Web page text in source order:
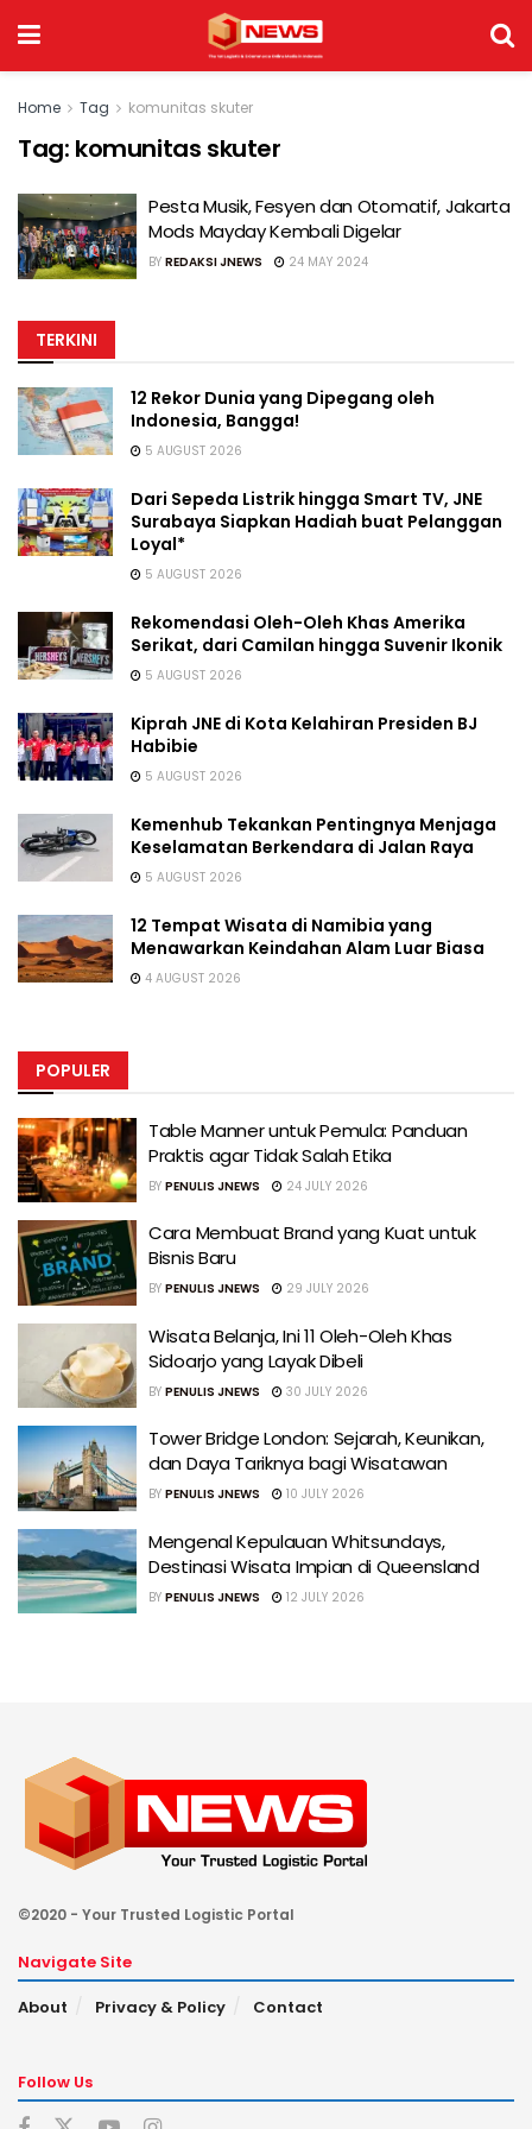
Home Tag komunitas skuter
Tag: komunitas skuter
Pesta Musik, Fesyen dan Otomatif, Jakarta
Mods Mayday Kembali Digelar
BY REDAKSI JNEWS 24 MAY 2024
TERKINI
12 Rekor Dunia yang Dipegang oleh
Indonesia, Bangga!
5 AUGUST 2026
Dari Sepeda Listrik hingga Smart TV, JNE
Surabaya Siapkan Hadiah buat Pelanggan
Loyal*
5 AUGUST 2026
Rekomendasi Oleh-Oleh Khas Amerika
Serikat, dari Camilan hingga Suvenir Ikonik
5 AUGUST 2026
Kiprah JNE di Kota Kelahiran Presiden BJ
Habibie
5 AUGUST 2026
Kemenhub Tekankan Pentingnya Menjaga
Keselamatan Berkendara di Jalan Raya
5 AUGUST 2026
12 Tempat Wisata di Namibia yang
Menawarkan Keindahan Alam Luar Biasa
4 AUGUST 2026
POPULER
Table Manner untuk Pemula: Panduan
Praktis agar Tidak Salah Etika
BY PENULIS JNEWS 24 JULY 2026
Cara Membuat Brand yang Kuat untuk
Bisnis Baru
BY PENULIS JNEWS 29 JULY 2026
Wisata Belanja, Ini 11 Oleh-Oleh Khas
Sidoarjo yang Layak Dibeli
BY PENULIS JNEWS 30 JULY 2026
Tower Bridge London: Sejarah, Keunikan,
dan Daya Tariknya bagi Wisatawan
BY PENULIS JNEWS 10 JULY 2026
Mengenal Kepulauan Whitsundays,
Destinasi Wisata Impian di Queensland
BY PENULIS JNEWS 12 JULY 2026
©2020 - Your Trusted Logistic Portal
Navigate Site
About
Privacy & Policy Contact
Follow Us